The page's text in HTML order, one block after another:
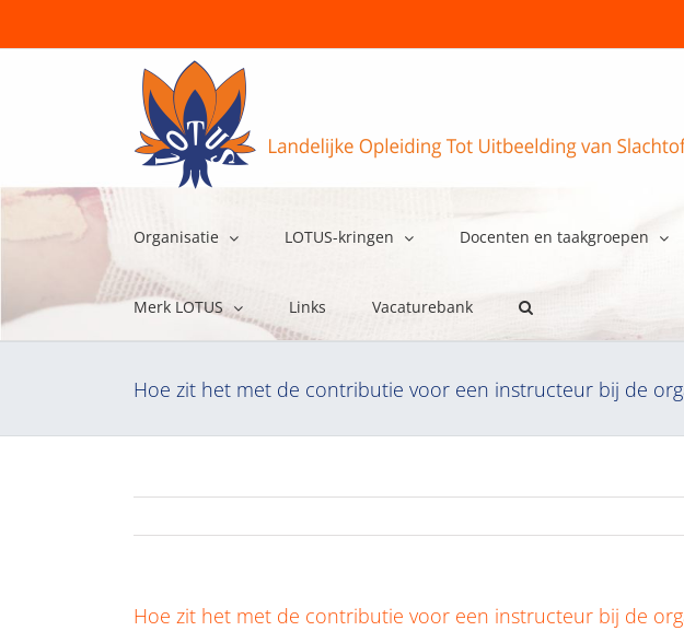
Organisatie LOTUS-kringen Docenten en taakgroepen
Merk LOTUS Links Vacaturebank
Hoe zit het met de contributie voor een instructeur bij de
Hoe zit het met de contributie voor een instructeur bij de